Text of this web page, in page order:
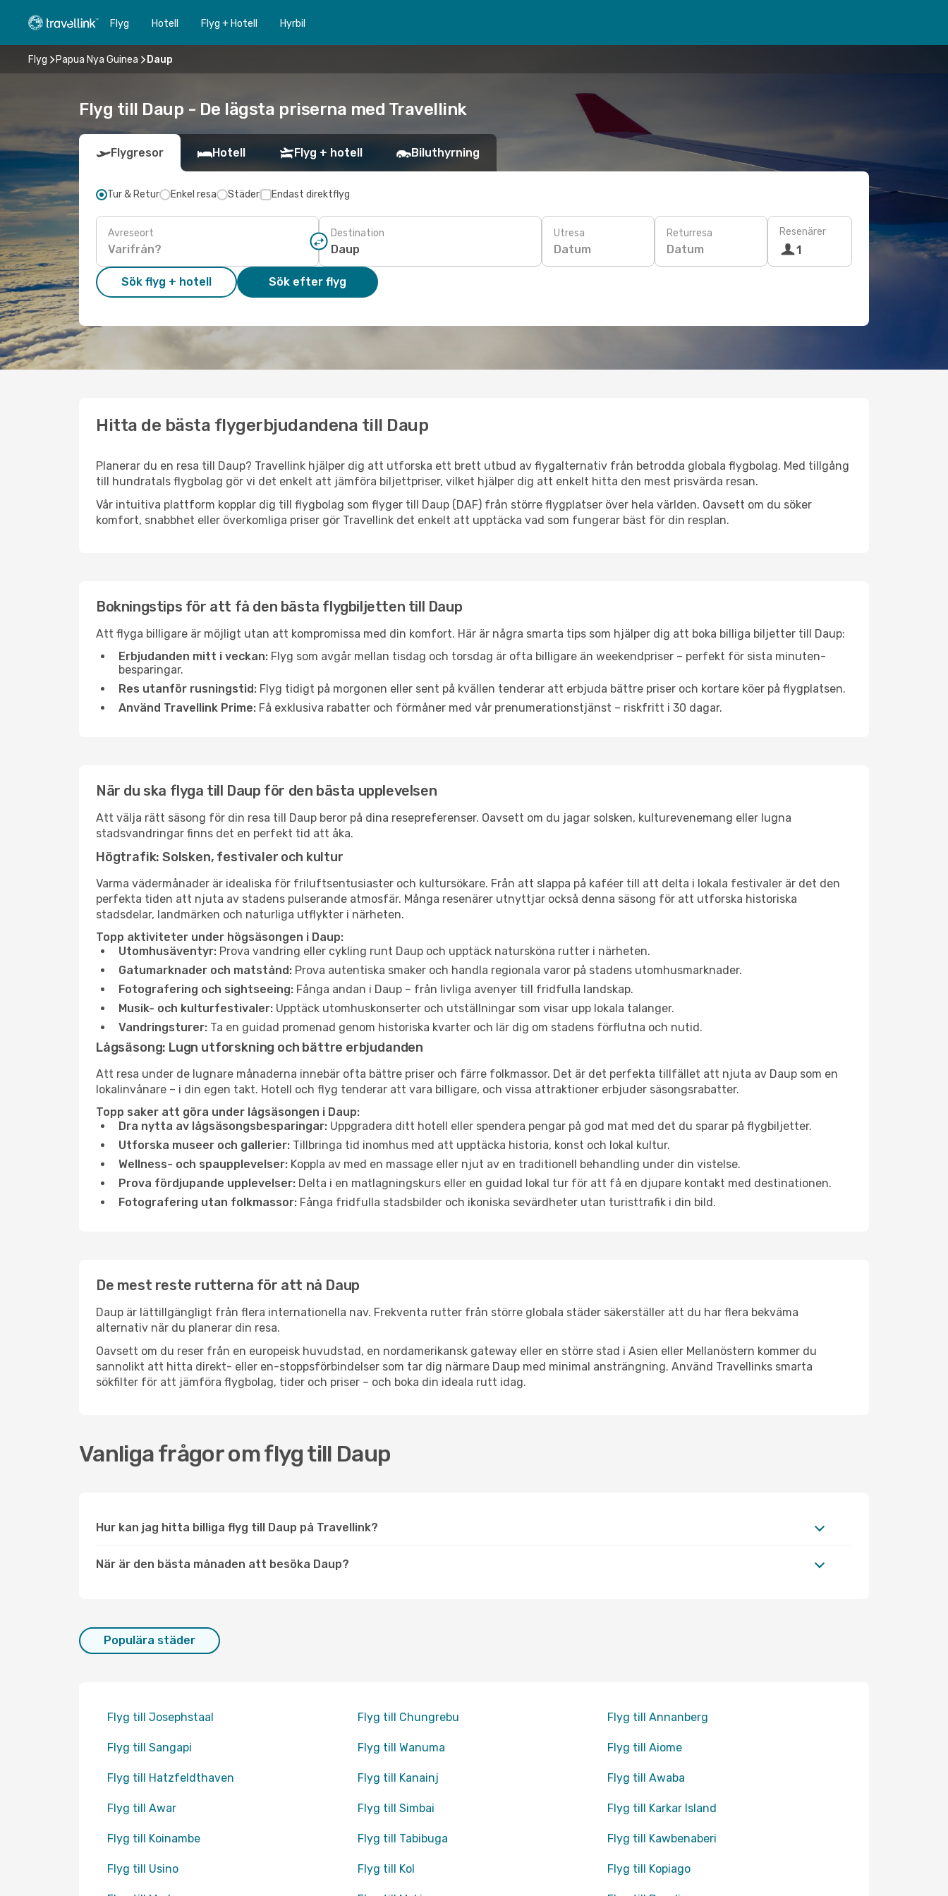
Flyg Hotell Flyg + Hotell Hyrbil
Flyg Papua Nya Guinea Daup
Flyg till Daup - De lägsta priserna med Travellink
Flygresor Hotell Flyg + hotell Biluthyrning
Tur & Retur Enkel resa Städer Endast direktflyg
Avreseort Destination Utresa
Datum
Returresa
Datum
Resenärer
1
Sök flyg + hotell Sök efter flyg
Hitta de bästa flygerbjudandena till Daup
Planerar du en resa till Daup? Travellink hjälper dig att utforska ett brett utbud av flygalternativ från betrodda globala flygbolag. Med tillgång
till hundratals flygbolag gör vi det enkelt att jämföra biljettpriser, vilket hjälper dig att enkelt hitta den mest prisvärda resan.
Vår intuitiva plattform kopplar dig till flygbolag som flyger till Daup (DAF) från större flygplatser över hela världen. Oavsett om du söker
komfort, snabbhet eller överkomliga priser gör Travellink det enkelt att upptäcka vad som fungerar bäst för din resplan.
Bokningstips för att få den bästa flygbiljetten till Daup
Att flyga billigare är möjligt utan att kompromissa med din komfort. Här är några smarta tips som hjälper dig att boka billiga biljetter till Daup:
Erbjudanden mitt i veckan: Flyg som avgår mellan tisdag och torsdag är ofta billigare än weekendpriser – perfekt för sista minuten-
besparingar.
Res utanför rusningstid: Flyg tidigt på morgonen eller sent på kvällen tenderar att erbjuda bättre priser och kortare köer på flygplatsen.
Använd Travellink Prime: Få exklusiva rabatter och förmåner med vår prenumerationstjänst – riskfritt i 30 dagar.
När du ska flyga till Daup för den bästa upplevelsen
Att välja rätt säsong för din resa till Daup beror på dina resepreferenser. Oavsett om du jagar solsken, kulturevenemang eller lugna
stadsvandringar finns det en perfekt tid att åka.
Högtrafik: Solsken, festivaler och kultur
Varma vädermånader är idealiska för friluftsentusiaster och kultursökare. Från att slappa på kaféer till att delta i lokala festivaler är det den
perfekta tiden att njuta av stadens pulserande atmosfär. Många resenärer utnyttjar också denna säsong för att utforska historiska
stadsdelar, landmärken och naturliga utflykter i närheten.
Topp aktiviteter under högsäsongen i Daup:
Utomhusäventyr: Prova vandring eller cykling runt Daup och upptäck natursköna rutter i närheten.
Gatumarknader och matstånd: Prova autentiska smaker och handla regionala varor på stadens utomhusmarknader.
Fotografering och sightseeing: Fånga andan i Daup – från livliga avenyer till fridfulla landskap.
Musik- och kulturfestivaler: Upptäck utomhuskonserter och utställningar som visar upp lokala talanger.
Vandringsturer: Ta en guidad promenad genom historiska kvarter och lär dig om stadens förflutna och nutid.
Lågsäsong: Lugn utforskning och bättre erbjudanden
Att resa under de lugnare månaderna innebär ofta bättre priser och färre folkmassor. Det är det perfekta tillfället att njuta av Daup som en
lokalinvånare – i din egen takt. Hotell och flyg tenderar att vara billigare, och vissa attraktioner erbjuder säsongsrabatter.
Topp saker att göra under lågsäsongen i Daup:
Dra nytta av lågsäsongsbesparingar: Uppgradera ditt hotell eller spendera pengar på god mat med det du sparar på flygbiljetter.
Utforska museer och gallerier: Tillbringa tid inomhus med att upptäcka historia, konst och lokal kultur.
Wellness- och spaupplevelser: Koppla av med en massage eller njut av en traditionell behandling under din vistelse.
Prova fördjupande upplevelser: Delta i en matlagningskurs eller en guidad lokal tur för att få en djupare kontakt med destinationen.
Fotografering utan folkmassor: Fånga fridfulla stadsbilder och ikoniska sevärdheter utan turisttrafik i din bild.
De mest reste rutterna för att nå Daup
Daup är lättillgängligt från flera internationella nav. Frekventa rutter från större globala städer säkerställer att du har flera bekväma
alternativ när du planerar din resa.
Oavsett om du reser från en europeisk huvudstad, en nordamerikansk gateway eller en större stad i Asien eller Mellanöstern kommer du
sannolikt att hitta direkt- eller en-stoppsförbindelser som tar dig närmare Daup med minimal ansträngning. Använd Travellinks smarta
sökfilter för att jämföra flygbolag, tider och priser – och boka din ideala rutt idag.
Vanliga frågor om flyg till Daup
Hur kan jag hitta billiga flyg till Daup på Travellink?
När är den bästa månaden att besöka Daup?
Populära städer
Flyg till Josephstaal Flyg till Chungrebu Flyg till Annanberg
Flyg till Sangapi Flyg till Wanuma Flyg till Aiome
Flyg till Hatzfeldthaven Flyg till Kanainj Flyg till Awaba
Flyg till Awar Flyg till Simbai Flyg till Karkar Island
Flyg till Koinambe Flyg till Tabibuga Flyg till Kawbenaberi
Flyg till Usino Flyg till Kol Flyg till Kopiago